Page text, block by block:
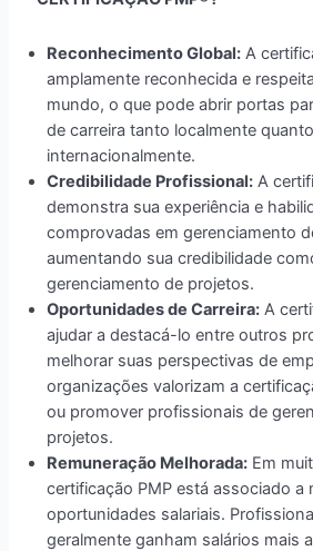
Reconhecimento Global: A
amplamente reconhecida e
mundo, o que pode abrir portas
de carreira tanto localmente quanto
internacionalmente.
Credibilidade Profissional: A
demonstra sua experiência e
comprovadas em gerenciamento
aumentando sua credibilidade
gerenciamento de projetos.
Oportunidades de Carreira: A
ajudar a destacá-lo entre outros
melhorar suas perspectivas de
organizações valorizam a
ou promover profissionais de
projetos.
Remuneração Melhorada: Em
certificação PMP está associado a
oportunidades salariais.
geralmente ganham salários mais